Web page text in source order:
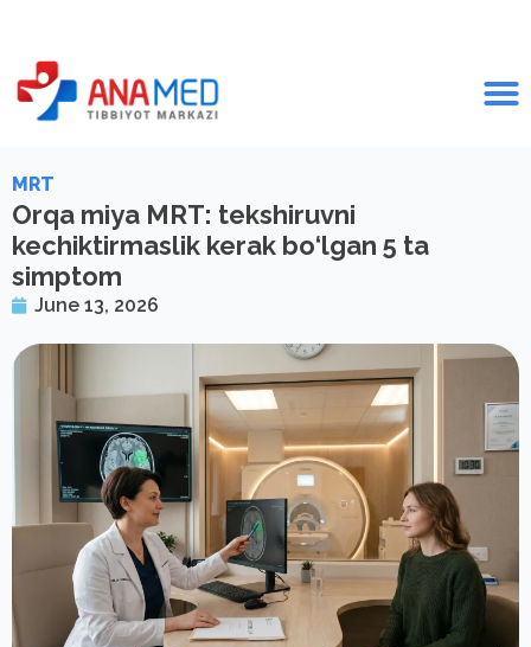
MRT
Orqa miya MRT: tekshiruvni
kechiktirmaslik kerak bo‘lgan 5 ta
simptom
June 13, 2026